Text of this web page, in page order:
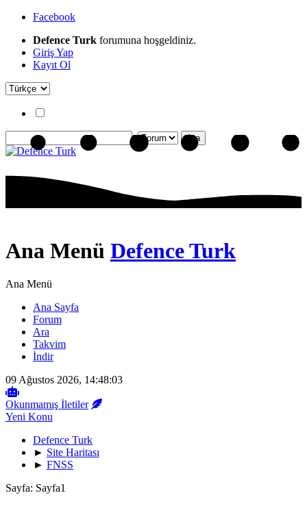
Facebook
Defence Turk forumuna hoşgeldiniz.
Giriş Yap
Kayıt Ol
Ana Menü Defence Turk
Ana Menü
Ana Sayfa
Forum
Ara
Takvim
İndir
09 Ağustos 2026, 14:48:03
Okunmamış İletiler
Yeni Konu
Defence Turk
► Site Haritası
► FNSS
Sayfa: Sayfa1